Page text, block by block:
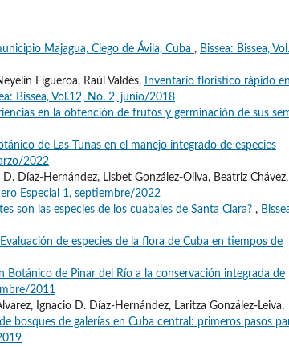
Majagua, Ciego de Ávila, Cuba , Bissea: Bissea,
Figueroa, Raúl Valdés,
Inventario florístico rápido en
Bissea, Vol.12, No. 2, junio/2018
en la obtención de frutos y germinación de sus
de Las Tunas en el manejo integrado de especies
2022
Díaz-Hernández, Lisbet González-Oliva, Beatriz Chávez,
Especial 1, septiembre/2022
son las especies de los cuabales de Santa Clara? ,
Evaluación de especies de la flora de Cuba en tiempos de
Botánico de Pinar del Río a la conservación integrada de
2011
Ignacio D. Díaz-Hernández, Laritza González-Leiva,
bosques de galerías en Cuba central: primeros pasos